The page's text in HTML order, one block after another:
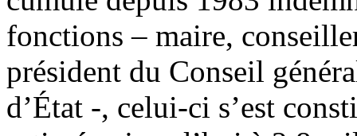
fonctions – maire,
président du Conseil
d’État -, celui-ci s’est